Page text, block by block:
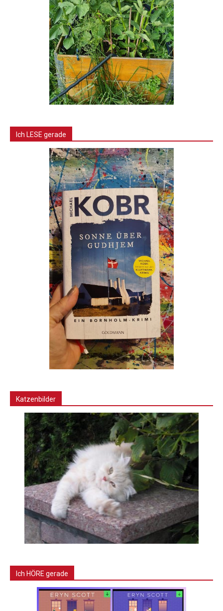
Ich LESE gerade
Katzenbilder
Ich HÖRE gerade